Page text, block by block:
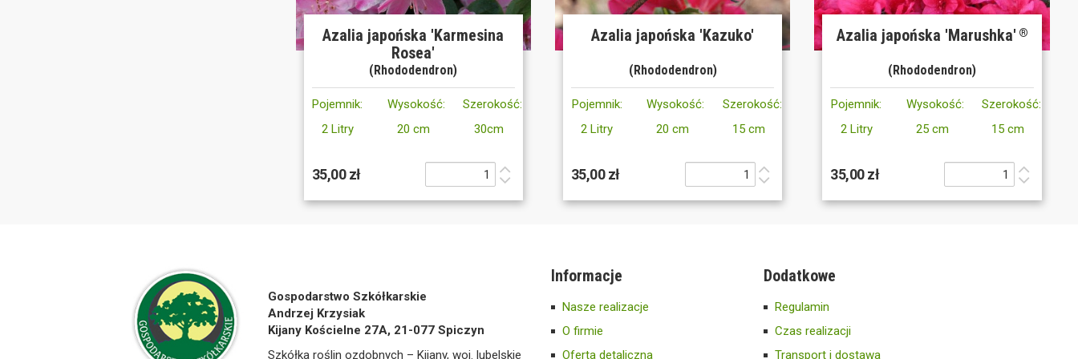
Azalia japońska 'Karmesina
Rosea'
(Rhododendron)
Pojemnik:
2 Litry
Wysokość:
20 cm
Szerokość:
30cm
35,00 zł
Azalia japońska 'Kazuko'
(Rhododendron)
Pojemnik:
2 Litry
Wysokość:
20 cm
Szerokość:
15 cm
35,00 zł
Azalia japońska 'Marushka' ®
(Rhododendron)
Pojemnik:
2 Litry
Wysokość:
25 cm
Szerokość:
15 cm
35,00 zł
Gospodarstwo Szkółkarskie
Andrzej Krzysiak
Kijany Kościelne 27A, 21-077 Spiczyn
Szkółka roślin ozdobnych – Kijany, woj. lubelskie
Informacje
Nasze realizacje
O firmie
Oferta detaliczna
Dodatkowe
Regulamin
Czas realizacji
Transport i dostawa